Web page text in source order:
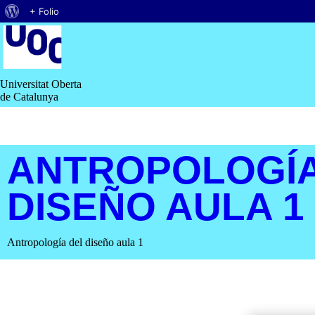
Saltar
al
contingut
Universitat Oberta
de Catalunya
DISEÑO AULA 1
Antropología del diseño aula 1
Quant
WordPress
+ Folio